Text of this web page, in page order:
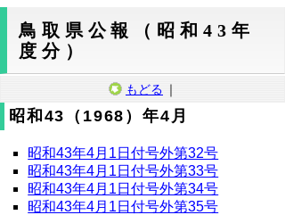
鳥取県公報（昭和43年
度分）
もどる ｜
昭和43（1968）年4月
昭和43年4月1日付号外第32号
昭和43年4月1日付号外第33号
昭和43年4月1日付号外第34号
昭和43年4月1日付号外第35号